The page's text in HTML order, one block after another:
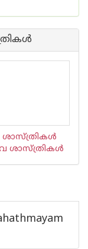
ശാസ്ത്രികള്‍
ശാസ്ത്രികള്‍